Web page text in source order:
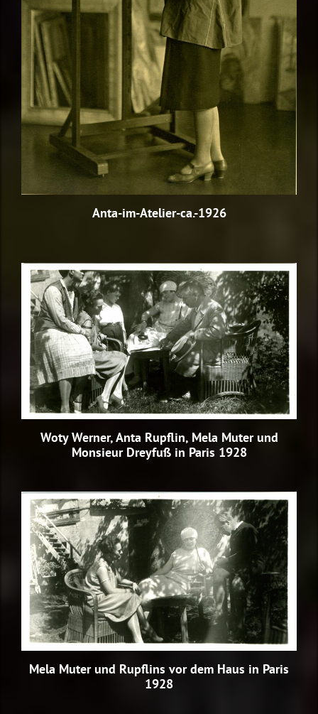
Anta-im-Atelier-ca.-1926
Woty Werner, Anta Rupflin, Mela Muter und
Monsieur Dreyfuß in Paris 1928
Mela Muter und Rupflins vor dem Haus in Paris
1928